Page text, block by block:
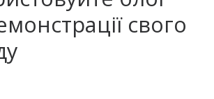
свого